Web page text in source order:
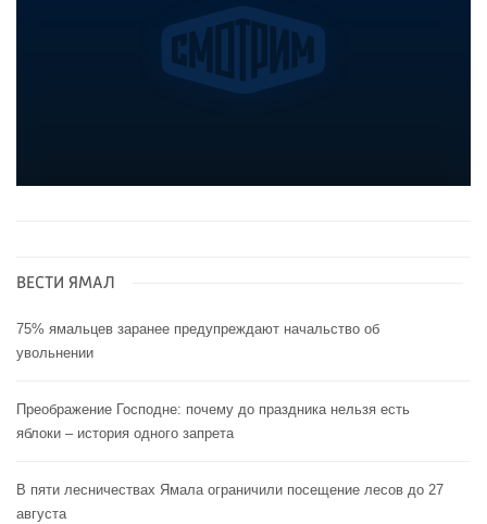
ВЕСТИ ЯМАЛ
75% ямальцев заранее предупреждают начальство об
увольнении
Преображение Господне: почему до праздника нельзя есть
яблоки – история одного запрета
В пяти лесничествах Ямала ограничили посещение лесов до 27
августа